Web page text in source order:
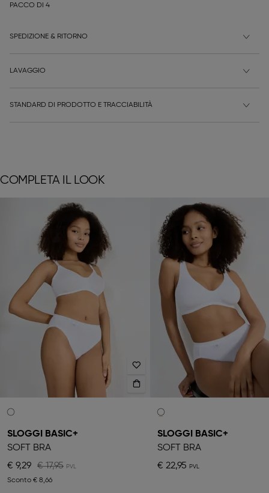
PACCO DI 4
SPEDIZIONE & RITORNO
LAVAGGIO
STANDARD DI PRODOTTO E TRACCIABILITÀ
COMPLETA IL LOOK
SLOGGI BASIC+
SOFT BRA
€ 9,29
€ 17,95
Sconto € 8,66
SLOGGI BASIC+
SOFT BRA
€ 22,95